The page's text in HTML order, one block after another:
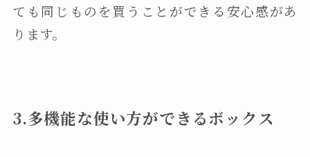
ても同じものを買うことができる安心感があ
ります。
3.多機能な使い方ができるボックス